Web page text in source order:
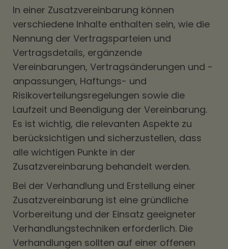
In einer Zusatzvereinbarung können
verschiedene Inhalte enthalten sein, wie die
Nennung der Vertragsparteien und
Vertragsdetails, ergänzende
Vereinbarungen, Vertragsänderungen und -
anpassungen, Haftungs- und
Risikoverteilungsregelungen sowie die
Laufzeit und Beendigung der Vereinbarung.
Es ist wichtig, die relevanten Aspekte zu
berücksichtigen und sicherzustellen, dass
alle wichtigen Punkte in der
Zusatzvereinbarung behandelt werden.
Bei der Verhandlung und Erstellung einer
Zusatzvereinbarung ist eine gründliche
Vorbereitung und der Einsatz geeigneter
Verhandlungstechniken erforderlich. Die
Verhandlungen sollten auf einer offenen